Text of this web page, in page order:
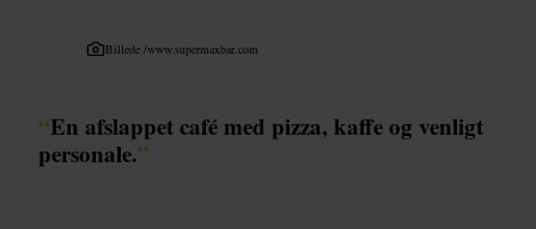
Billede /www.supermaxbar.com
“En afslappet café med pizza, kaffe og venligt
personale.”